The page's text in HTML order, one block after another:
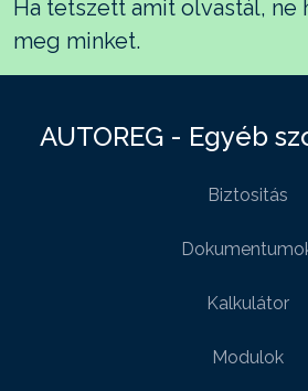
Ha tetszett amit olvastál, ne
meg minket.
AUTOREG - Egyéb
Biztositás
Kalkulátor
Modulok